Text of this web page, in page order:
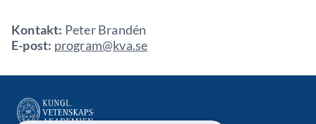
Kontakt: Peter Brandén
E-post: program@kva.se